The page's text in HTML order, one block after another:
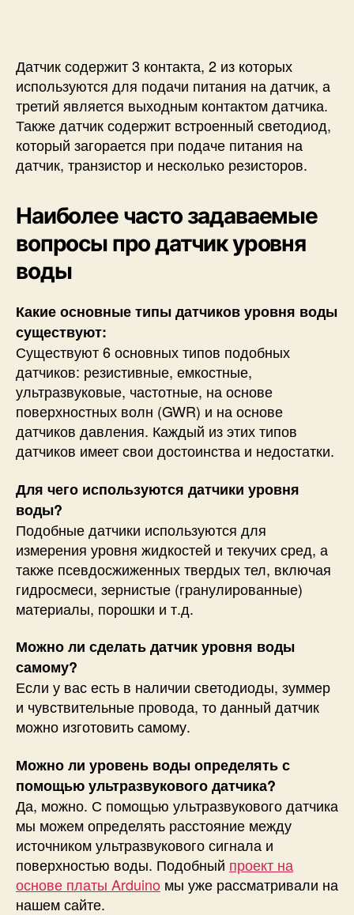
Датчик содержит 3 контакта, 2 из которых
используются для подачи питания на датчик, а
третий является выходным контактом датчика.
Также датчик содержит встроенный светодиод,
который загорается при подаче питания на
датчик, транзистор и несколько резисторов.
Наиболее часто задаваемые
вопросы про датчик уровня
воды
Какие основные типы датчиков уровня воды
существуют:
Существуют 6 основных типов подобных
датчиков: резистивные, емкостные,
ультразвуковые, частотные, на основе
поверхностных волн (GWR) и на основе
датчиков давления. Каждый из этих типов
датчиков имеет свои достоинства и недостатки.
Для чего используются датчики уровня
воды?
Подобные датчики используются для
измерения уровня жидкостей и текучих сред, а
также псевдосжиженных твердых тел, включая
гидросмеси, зернистые (гранулированные)
материалы, порошки и т.д.
Можно ли сделать датчик уровня воды
самому?
Если у вас есть в наличии светодиоды, зуммер
и чувствительные провода, то данный датчик
можно изготовить самому.
Можно ли уровень воды определять с
помощью ультразвукового датчика?
Да, можно. С помощью ультразвукового датчика
мы можем определять расстояние между
источником ультразвукового сигнала и
поверхностью воды. Подобный проект на
основе платы Arduino мы уже рассматривали на
нашем сайте.